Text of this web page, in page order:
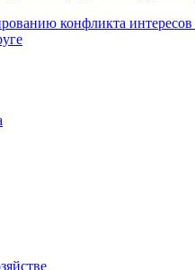
конфликта